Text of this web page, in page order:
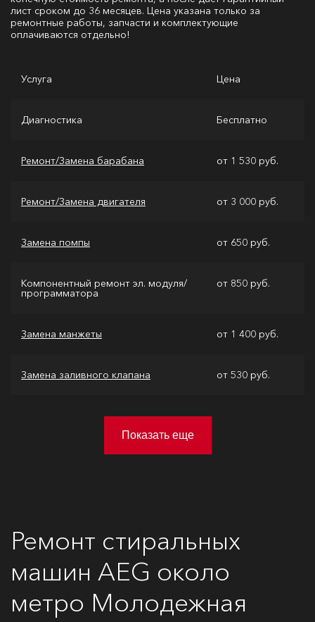
лист сроком до 36 месяцев. Цена указана только за
ремонтные работы, запчасти и комплектующие
оплачиваются отдельно!
Услуга Цена
Диагностика Бесплатно
Ремонт/Замена барабана от 1 530 руб.
Ремонт/Замена двигателя от 3 000 руб.
Замена помпы от 650 руб.
Компонентный ремонт эл. модуля/
программатора
от 850 руб.
Замена манжеты от 1 400 руб.
Замена заливного клапана от 530 руб.
Показать еще
Ремонт стиральных
машин AEG около
метро Молодежная